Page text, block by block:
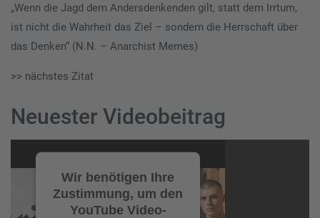
„Wenn die Jagd dem Andersdenkenden gilt, statt dem Irrtum,
ist nicht die Wahrheit das Ziel – sondern die Herrschaft über
das Denken“ (N.N. – Anarchist Memes)
>> nächstes Zitat
Neuester Videobeitrag
Player
Wir benötigen Ihre
Zustimmung, um den
YouTube Video-